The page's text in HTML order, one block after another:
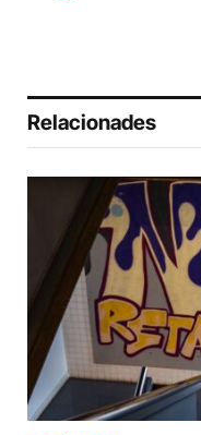
Relacionades